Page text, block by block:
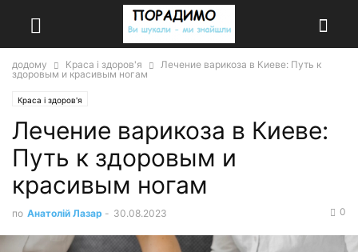
додому Краса і здоров'я
Лечение варикоза в Киеве: Путь к
здоровым и красивым ногам
Краса і здоров'я
Лечение варикоза в Киеве:
Путь к здоровым и
красивым ногам
по Анатолій Лазар - 30.08.2023 0